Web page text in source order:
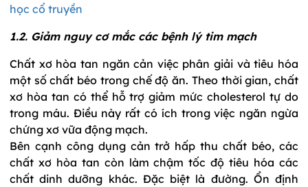
học cổ truyền
1.2. Giảm nguy cơ mắc các bệnh lý tim mạch
Chất xơ hòa tan ngăn cản việc phân giải và tiêu hóa
một số chất béo trong chế độ ăn. Theo thời gian, chất
xơ hòa tan có thể hỗ trợ giảm mức cholesterol tự do
trong máu. Điều này rất có ích trong việc ngăn ngừa
chứng xơ vữa động mạch.
Bên cạnh công dụng cản trở hấp thu chất béo, các
chất xơ hòa tan còn làm chậm tốc độ tiêu hóa các
chất dinh dưỡng khác. Đặc biệt là đường. Ổn định